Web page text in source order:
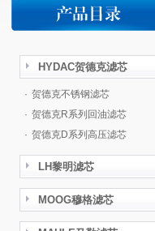
HYDAC贺德克滤芯
· 贺德克不锈钢滤芯
· 贺德克R系列回油滤芯
· 贺德克D系列高压滤芯
LH黎明滤芯
MOOG穆格滤芯